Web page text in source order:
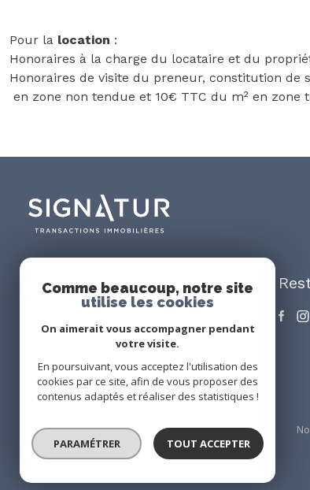
Pour la location :
Honoraires à la charge du locataire et du
Honoraires de visite du preneur, constitution de
en zone non tendue et 10€ TTC du m² en
Signatur Immobilier
contact@signatur-immobilier.fr
34170 Castelnau-le-Lez
Nos partenaires Mentions légales Admin
© 2026 | Tous droits réservés
Comme beaucoup, notre site
utilise les cookies
On aimerait vous accompagner pendant
votre visite.
En poursuivant, vous acceptez l'utilisation des
cookies par ce site, afin de vous proposer des
contenus adaptés et réaliser des statistiques !
PARAMÉTRER TOUT ACCEPTER